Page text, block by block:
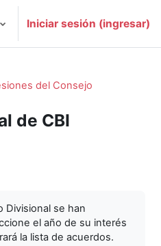
Iniciar sesión (ingresar)
del Consejo
de CBI
Divisional se han
el año de su interés
la lista de acuerdos.